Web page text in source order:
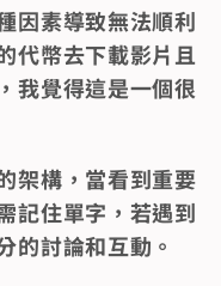
因素導致無法順利
代幣去下載影片且
我覺得這是一個很
架構，當看到重要
記住單字，若遇到
的討論和互動。